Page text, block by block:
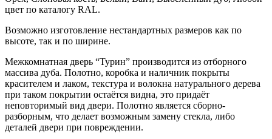
цвет по каталогу RAL.
Возможно изготовление нестандартных размеров как по
высоте, так и по ширине.
Межкомнатная дверь “Турин” производится из отборного
массива дуба. Полотно, коробка и наличник покрыты
красителем и лаком, текстура и волокна натурального дерева
при таком покрытии остаётся видна, это придаёт
неповторимый вид двери. Полотно является сборно-
разборным, что делает возможным замену стекла, либо
деталей двери при повреждении.